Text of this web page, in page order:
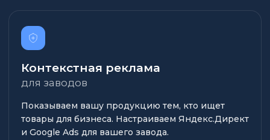
Контекстная реклама
для заводов
Показываем вашу продукцию тем, кто ищет
товары для бизнеса. Настраиваем Яндекс.Директ
и Google Ads для вашего завода.